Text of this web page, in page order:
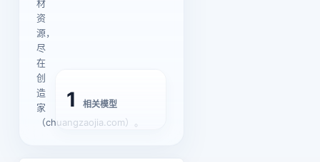
材
资
源，
尽
在
创
造
家
（chuangzaojia.com）。
1 相关模型